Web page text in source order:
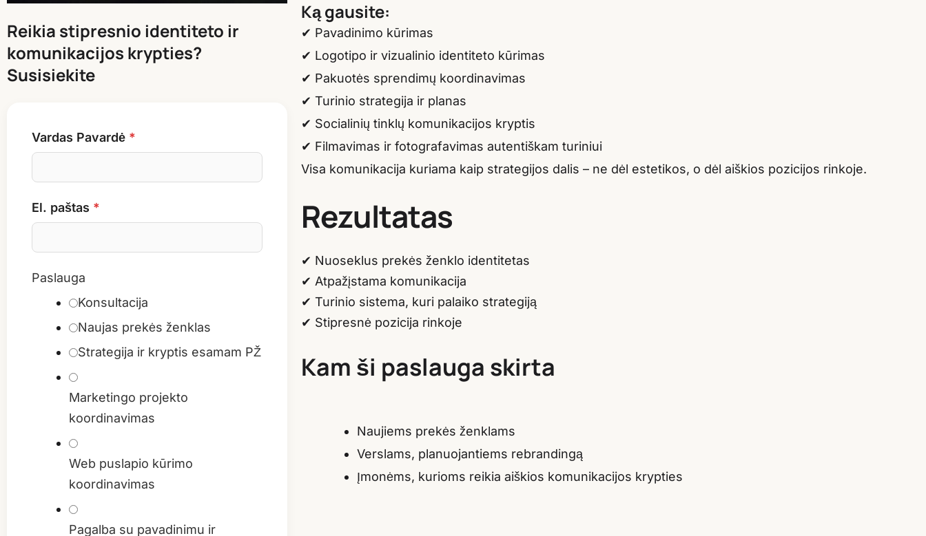
Reikia stipresnio identiteto ir
komunikacijos krypties?
Susisiekite
Paslauga
paštas
paštas
Vardas Pavardė *
El. paštas *
Paslauga
Konsultacija
Naujas prekės ženklas
Strategija ir kryptis esamam PŽ
Marketingo projekto
koordinavimas
Web puslapio kūrimo
koordinavimas
Pagalba su pavadinimu ir
Ką gausite:
✔ Pavadinimo kūrimas
✔ Logotipo ir vizualinio identiteto kūrimas
✔ Pakuotės sprendimų koordinavimas
✔ Turinio strategija ir planas
✔ Socialinių tinklų komunikacijos kryptis
✔ Filmavimas ir fotografavimas autentiškam turiniui
Visa komunikacija kuriama kaip strategijos dalis – ne dėl estetikos, o dėl aiškios pozicijos rinkoje.
Rezultatas
✔ Nuoseklus prekės ženklo identitetas
✔ Atpažįstama komunikacija
✔ Turinio sistema, kuri palaiko strategiją
✔ Stipresnė pozicija rinkoje
Kam ši paslauga skirta
Naujiems prekės ženklams
Verslams, planuojantiems rebrandingą
Įmonėms, kurioms reikia aiškios komunikacijos krypties